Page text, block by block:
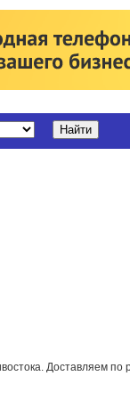
Доставляем